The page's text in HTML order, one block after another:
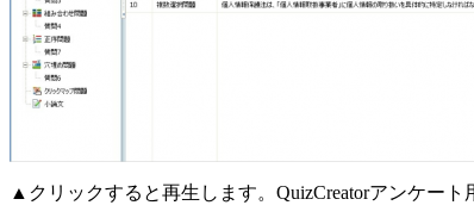
▲クリックすると再生します。QuizCreatorアンケート